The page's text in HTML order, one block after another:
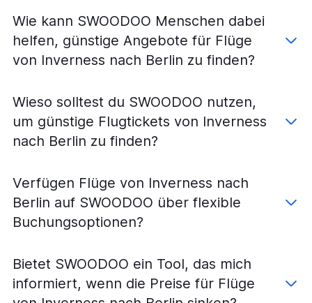
Flüge von Glasgow nach Hamburg
Flüge von Glasgow nach Bremen
Flüge von Aberdeen nach Düsseldorf
Flüge von Glasgow Prestwick nach Berlin
Flüge von Edinburgh nach Leipzig
Flüge von Glasgow Prestwick nach Frankfurt am Main
Flüge von Aberdeen nach Frankfurt am Main
Flüge von Aberdeen nach München
Flüge von Edinburgh nach Karlsruhe
Wie kann SWOODOO Menschen dabei
helfen, günstige Angebote für Flüge
von Inverness nach Berlin zu finden?
Wieso solltest du SWOODOO nutzen,
um günstige Flugtickets von Inverness
nach Berlin zu finden?
Verfügen Flüge von Inverness nach
Berlin auf SWOODOO über flexible
Buchungsoptionen?
Bietet SWOODOO ein Tool, das mich
informiert, wenn die Preise für Flüge